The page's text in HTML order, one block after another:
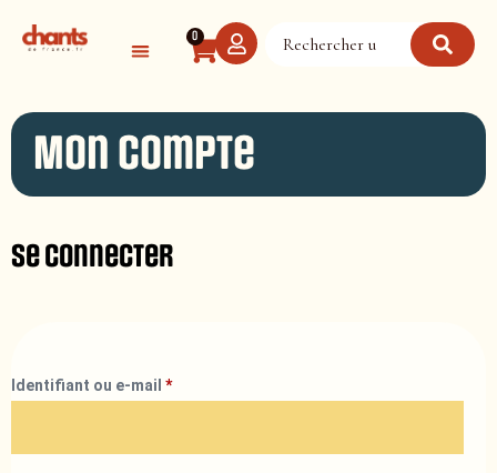
0
Mon compte
Se connecter
Identifiant ou e-mail *